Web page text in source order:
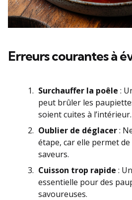
Erreurs courantes à
Surchauffer la poêle :
peut brûler les
soient cuites à l’intérieur.
Oublier de déglacer:
étape, car elle permet
saveurs.
Cuisson trop rapide :
essentielle pour des
savoureuses.